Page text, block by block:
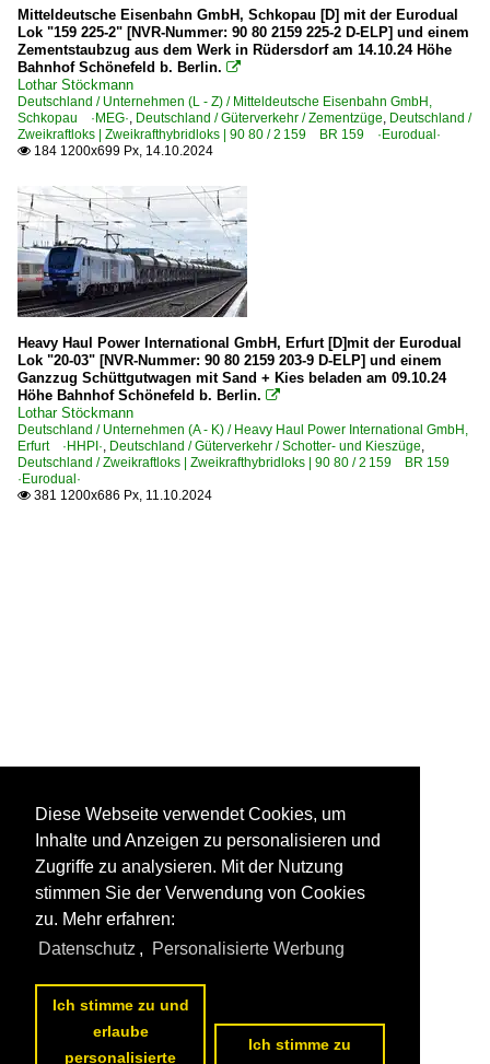
Mitteldeutsche Eisenbahn GmbH, Schkopau [D] mit der Eurodual
Lok "159 225-2" [NVR-Nummer: 90 80 2159 225-2 D-ELP] und einem
Zementstaubzug aus dem Werk in Rüdersdorf am 14.10.24 Höhe
Bahnhof Schönefeld b. Berlin. 
Lothar Stöckmann
Deutschland / Unternehmen (L - Z) / Mitteldeutsche Eisenbahn GmbH,
Schkopau ·MEG·, Deutschland / Güterverkehr / Zementzüge, Deutschland /
Zweikraftloks | Zweikrafthybridloks | 90 80 / 2 159 BR 159 ·Eurodual·
 184 1200x699 Px, 14.10.2024
Heavy Haul Power International GmbH, Erfurt [D]mit der Eurodual
Lok "20-03" [NVR-Nummer: 90 80 2159 203-9 D-ELP] und einem
Ganzzug Schüttgutwagen mit Sand + Kies beladen am 09.10.24
Höhe Bahnhof Schönefeld b. Berlin. 
Lothar Stöckmann
Deutschland / Unternehmen (A - K) / Heavy Haul Power International GmbH,
Erfurt ·HHPI·, Deutschland / Güterverkehr / Schotter- und Kieszüge,
Deutschland / Zweikraftloks | Zweikrafthybridloks | 90 80 / 2 159 BR 159
·Eurodual·
 381 1200x686 Px, 11.10.2024
Diese Webseite verwendet Cookies, um
Inhalte und Anzeigen zu personalisieren und
Zugriffe zu analysieren. Mit der Nutzung
stimmen Sie der Verwendung von Cookies
zu. Mehr erfahren:
Datenschutz , Personalisierte Werbung
Ich stimme zu und
erlaube
personalisierte
Ich stimme zu